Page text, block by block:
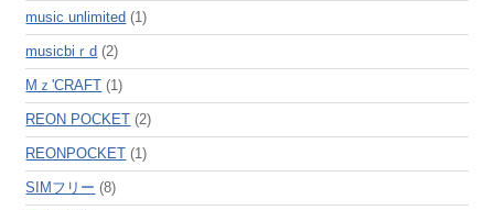
music unlimited (1)
musicbiｒd (2)
Mｚ'CRAFT (1)
REON POCKET (2)
REONPOCKET (1)
SIMフリー (8)